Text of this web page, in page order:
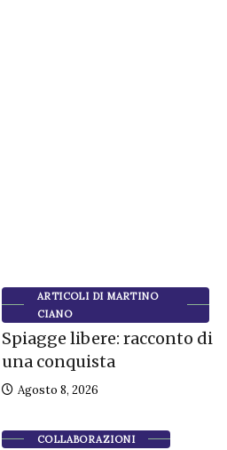
ARTICOLI DI MARTINO
CIANO
Spiagge libere: racconto di
una conquista
Agosto 8, 2026
COLLABORAZIONI